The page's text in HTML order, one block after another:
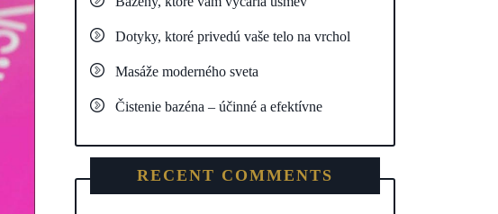
Dotyky, ktoré privedú vaše telo na vrchol
Masáže moderného sveta
Čistenie bazéna – účinné a efektívne
RECENT COMMENTS